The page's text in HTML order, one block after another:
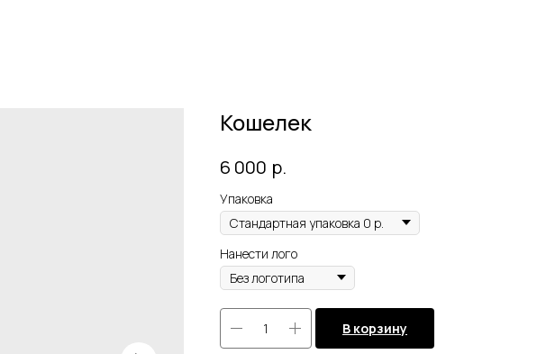
Кошелек
6 000 р.
Упаковка
Нанести лого
В корзину